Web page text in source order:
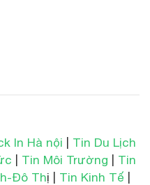
In Hà nội
Tin Du Lịch
Tin Môi Trường
Tin
Đô Thị | Tin Kinh Tế